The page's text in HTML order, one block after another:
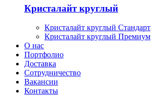
Кристалайт круглый
Кристалайт круглый Стандарт
Кристалайт круглый Премиум
О нас
Портфолио
Доставка
Сотрудничество
Вакансии
Контакты